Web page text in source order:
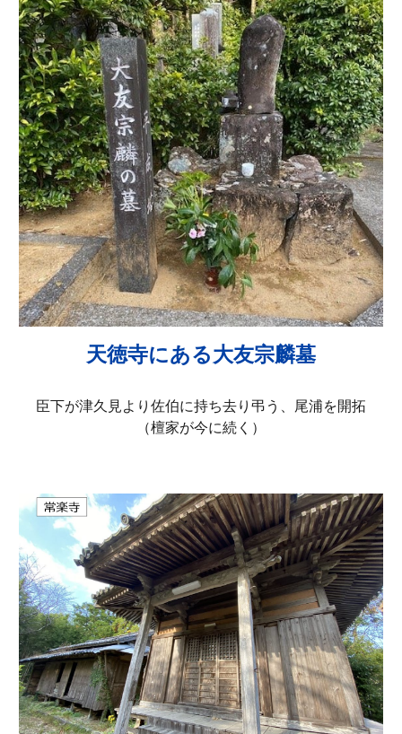
天徳寺にある大友宗麟墓
臣下が津久見より佐伯に持ち去り弔う、尾浦を開拓
（檀家が今に続く）